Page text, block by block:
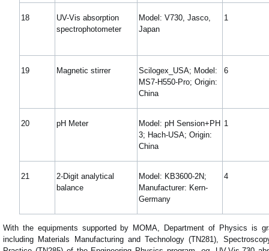
18
UV-Vis absorption
spectrophotometer
Model: V730, Jasco,
Japan
1
19 Magnetic stirrer
Scilogex_USA; Model:
MS7-H550-Pro; Origin:
China
6
20 pH Meter
Model: pH Sension+PH
3; Hach-USA; Origin:
China
1
21
2-Digit analytical
balance
Model: KB3600-2N;
Manufacturer: Kern-
Germany
4
With the equipments supported by MOMA, Department of Physics is
including Materials Manufacturing and Technology (TN281),